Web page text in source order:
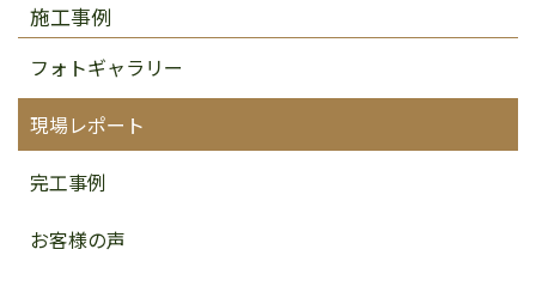
施工事例
フォトギャラリー
現場レポート
完工事例
お客様の声